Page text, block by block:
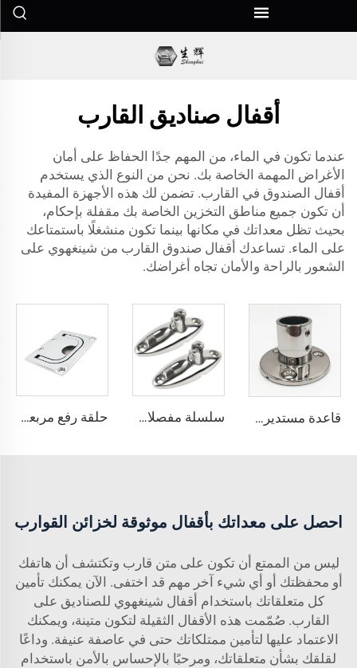
أقفال صناديق القارب
عندما تكون في الماء، من المهم جدًا الحفاظ على أمان
الأغراض المهمة الخاصة بك. نحن من النوع الذي يستخدم
أقفال الصندوق في القارب. تضمن لك هذه الأجهزة المفيدة
أن تكون جميع مناطق التخزين الخاصة بك مقفلة بإحكام،
بحيث تظل معداتك في مكانها بينما تكون منشغلًا باستمتاعك
على الماء. تساعدك أقفال صندوق القارب من شينغهوي على
الشعور بالراحة والأمان تجاه أغراضك.
قاعدة مستديرة من الفولاذ المقاوم للصدأ AISI316 بقطر 90 سلسلة مفصلات سطحية متينة للتجهيزات البحرية لغطاء بيميني، إكسسوارات بحرية للإبحار بالقارب حلقة رفع مربعة مدمجة من الفولاذ المقاوم للصدأ AISI316
احصل على معداتك بأقفال موثوقة لخزائن القوارب
ليس من الممتع أن تكون على متن قارب وتكتشف أن هاتفك
أو محفظتك أو أي شيء آخر مهم قد اختفى. الآن يمكنك تأمين
كل متعلقاتك باستخدام أقفال شينغهوي للصناديق على
القارب. صُمّمت هذه الأقفال الثقيلة لتكون متينة، ويمكنك
الاعتماد عليها لتأمين ممتلكاتك حتى في عاصفة عنيفة. وداعًا
لقلقك بشأن متعلقاتك، ومرحبًا بالإحساس بالأمن باستخدام